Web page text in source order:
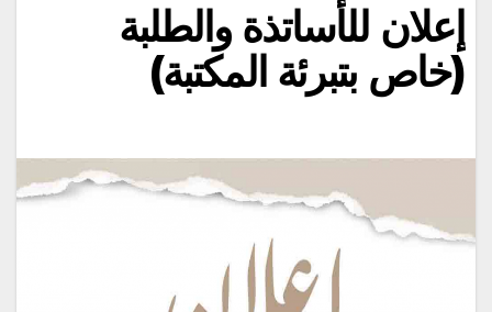
إعلان للأساتذة والطلبة
(خاص بتبرئة المكتبة)